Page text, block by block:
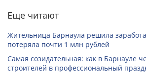
Еще читают
Жительница Барнаула решила
потеряла почти 1 млн рублей
Самая созидательная: как в Барнауле
строителей в профессиональный